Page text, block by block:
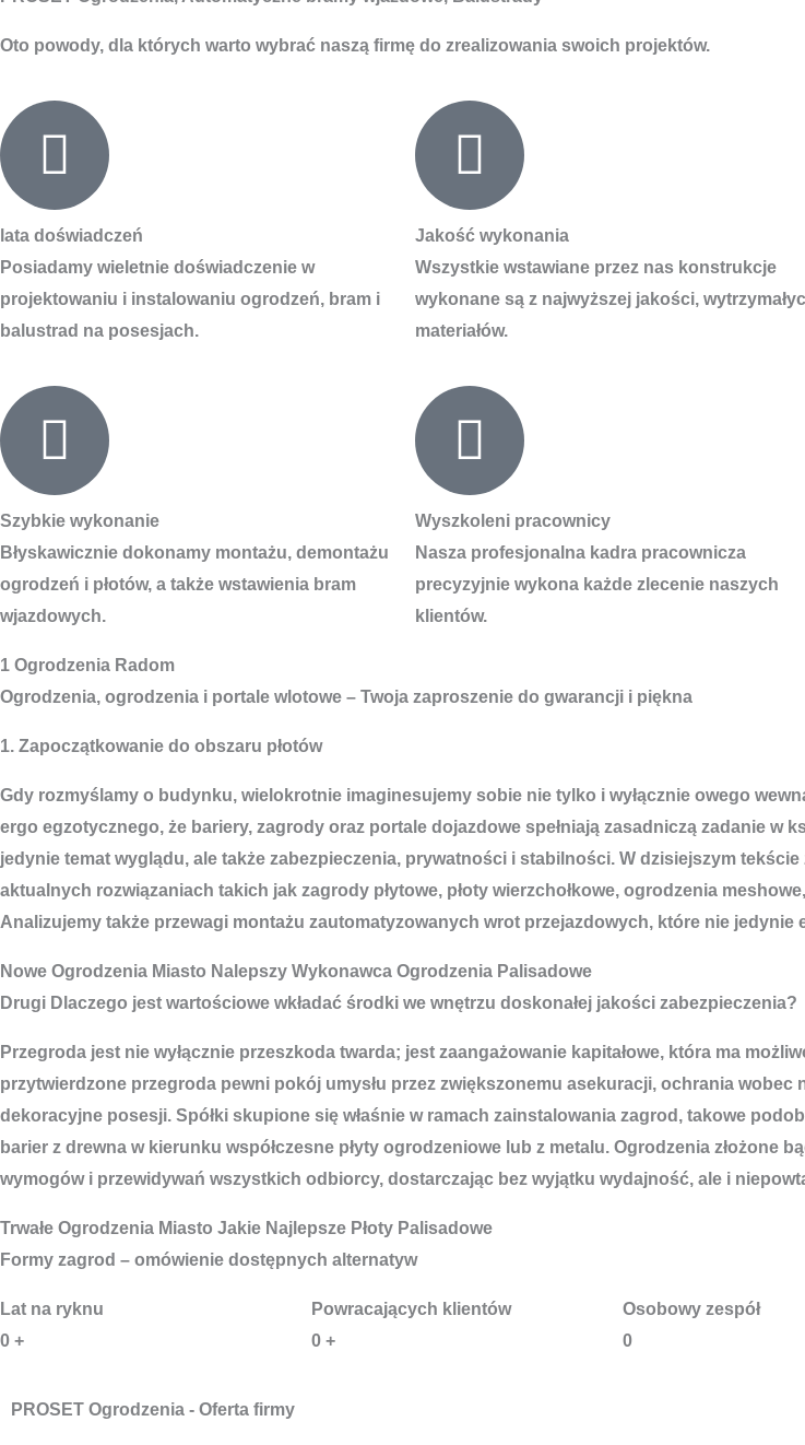
Oto powody, dla których warto wybrać naszą firmę do zrealizowania swoich projektów.
lata doświadczeń
Posiadamy wieletnie doświadczenie w
projektowaniu i instalowaniu ogrodzeń, bram i
balustrad na posesjach.
Szybkie wykonanie
Błyskawicznie dokonamy montażu, demontażu
ogrodzeń i płotów, a także wstawienia bram
wjazdowych.
Jakość wykonania
Wszystkie wstawiane przez nas konstrukcje
wykonane są z najwyższej jakości,
materiałów.
Wyszkoleni pracownicy
Nasza profesjonalna kadra pracownicza
precyzyjnie wykona każde zlecenie naszych
klientów.
1 Ogrodzenia Radom
Ogrodzenia, ogrodzenia i portale wlotowe – Twoja zaproszenie do gwarancji i piękna
1. Zapoczątkowanie do obszaru płotów
Gdy rozmyślamy o budynku, wielokrotnie imaginesujemy sobie nie tylko i wyłącznie owego
ergo egzotycznego, że bariery, zagrody oraz portale dojazdowe spełniają zasadniczą zadanie w
jedynie temat wyglądu, ale także zabezpieczenia, prywatności i stabilności. W dzisiejszym
aktualnych rozwiązaniach takich jak zagrody płytowe, płoty wierzchołkowe, ogrodzenia
Analizujemy także przewagi montażu zautomatyzowanych wrot przejazdowych, które nie jedynie
Nowe Ogrodzenia Miasto Nalepszy Wykonawca Ogrodzenia Palisadowe
Drugi Dlaczego jest wartościowe wkładać środki we wnętrzu doskonałej jakości zabezpieczenia?
Przegroda jest nie wyłącznie przeszkoda twarda; jest zaangażowanie kapitałowe, która ma
przytwierdzone przegroda pewni pokój umysłu przez zwiększonemu asekuracji, ochrania
dekoracyjne posesji. Spółki skupione się właśnie w ramach zainstalowania zagrod, takowe
barier z drewna w kierunku współczesne płyty ogrodzeniowe lub z metalu. Ogrodzenia
wymogów i przewidywań wszystkich odbiorcy, dostarczając bez wyjątku wydajność, ale i
Trwałe Ogrodzenia Miasto Jakie Najlepsze Płoty Palisadowe
Formy zagrod – omówienie dostępnych alternatyw
Lat na ryknu
0 +
Powracających klientów
0 +
Osobowy zespół
0
PROSET Ogrodzenia - Oferta firmy